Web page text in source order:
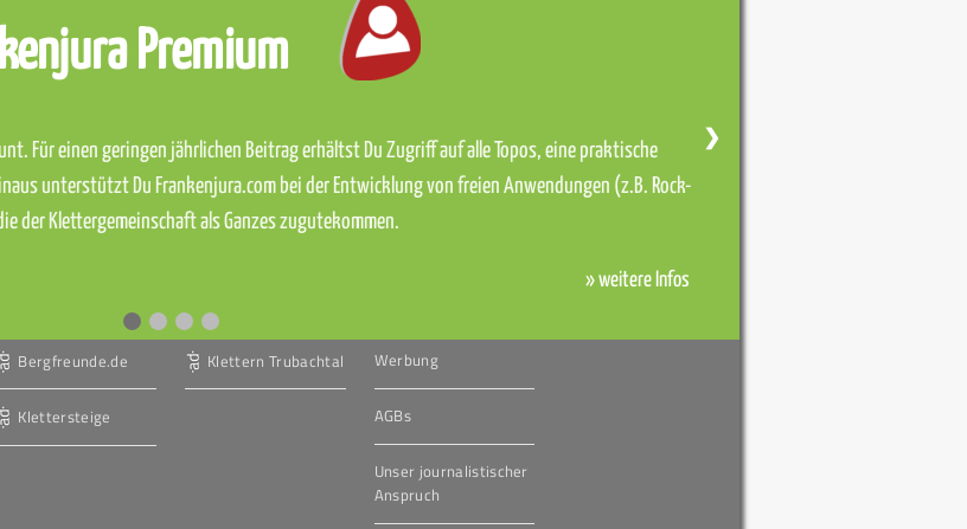
Premium
Für einen geringen jährlichen Beitrag erhältst Du Zugriff auf alle Topos, eine praktische
unterstützt Du Frankenjura.com bei der Entwicklung von freien Anwendungen (z.B. Rock-
der Klettergemeinschaft als Ganzes zugutekommen.
» weitere Infos
❯
Bergfreunde.de
Klettersteige
Klettern Trubachtal Werbung
AGBs
Unser journalistischer
Anspruch